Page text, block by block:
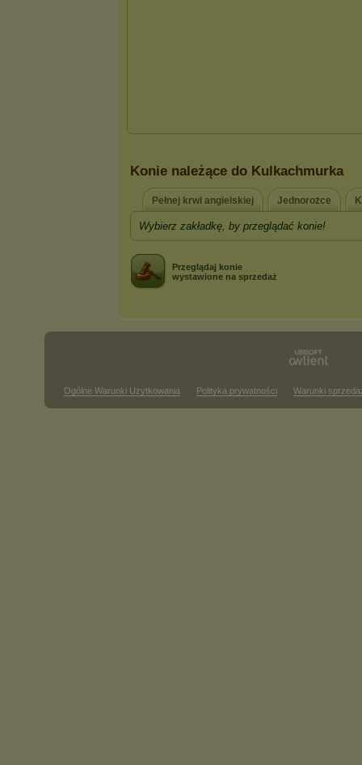
Konie należące do Kulkachmurka
Pełnej krwi angielskiej Jednorożce
Wybierz zakładkę, by przeglądać konie!
Przeglądaj konie
wystawione na sprzedaż
Ogólne Warunki Użytkowania Polityka prywatności Warunki